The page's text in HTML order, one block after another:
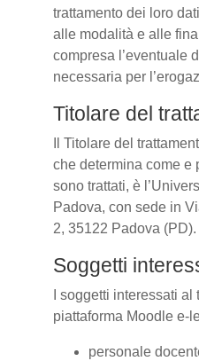
trattamento dei loro
alle modalità e alle
compresa l’eventuale
necessaria per
Titolare del
Il Titolare del
che determina come e
sono trattati, è
Padova, con sede in
2, 35122 Padova (PD).
Soggetti
I soggetti interessati
piattaforma Moodle e-
personale